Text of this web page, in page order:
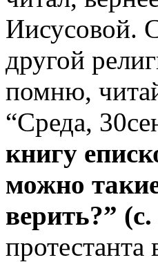
Иисусовой.
другой
помню,
“Среда,
книгу
можно
верить?”
протестанта